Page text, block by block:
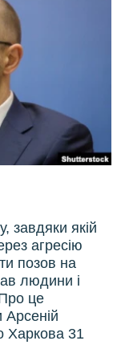
завдяки якій
агресію
позов на
людини і
це
Арсеній
Харкова 31